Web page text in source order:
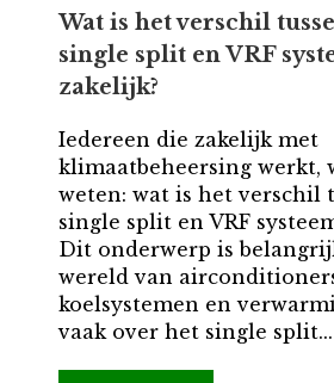
Wat is het verschil
single split en VRF
zakelijk?
Iedereen die zakelijk met
klimaatbeheersing werkt,
weten: wat is het verschil
single split en VRF
Dit onderwerp is
wereld van
koelsystemen en
vaak over het single split...